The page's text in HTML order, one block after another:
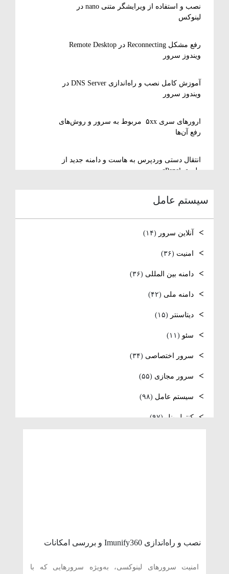
نصب و استفاده از ویرایشگر متنی nano در
لینوکس
رفع مشکل Reconnecting در Remote Desktop
ویندوز سرور
آموزش کامل نصب و راه‌اندازی DNS Server در
ویندوز سرور
ارورهای سری ۵xx مربوط به سرور و روش‌های
رفع آن‌ها
انتقال دستی وردپرس به هاست و دامنه جدید از
طریق cPanel
نصب و راه اندازی NTP
Windows Server
سیستم عامل
آنلاین سرور (۱۴)
امنیت (۳۶)
دامنه بین المللی (۳۶)
دامنه ملی (۴۲)
دیتاسنتر (۱۵)
سئو (۱۱)
سرور اختصاصی (۳۴)
سرور مجازی (۵۵)
سیستم عامل (۹۸)
کنترل پنل (۹۷)
ویدئو آموزشی (۱۵) نصب و راه‌اندازی Imunify360 و بررسی امکانات
امنیتی آن در سی‌پنل
امنیت سرورهای لینوکسی، به‌ویژه سرورهایی که با